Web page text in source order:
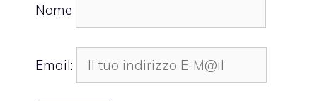
Nome
Email: